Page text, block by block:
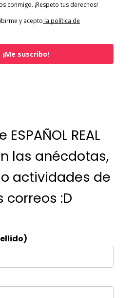
conmigo. ¡Respeto tus derechos!
y acepto la política de
¡Me suscribo!
REAL
las anécdotas,
actividades de
correos :D